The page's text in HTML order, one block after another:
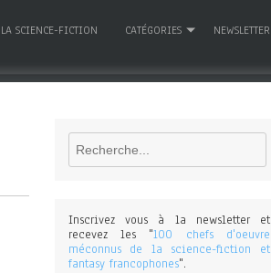
LA SCIENCE-FICTION CATÉGORIES NEWSLETTER
Rechercher
Inscrivez vous à la newsletter et
recevez les "100 chefs d'oeuvre
méconnus de la science-fiction et
fantasy francophones".